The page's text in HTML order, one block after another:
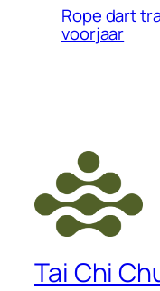
Rope dart
voorjaar
Tai Chi